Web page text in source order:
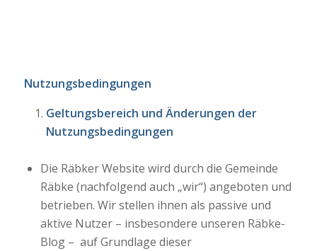
Nutzungsbedingungen
Geltungsbereich und Änderungen der
Nutzungsbedingungen
Die Räbker Website wird durch die Gemeinde
Räbke (nachfolgend auch „wir“) angeboten und
betrieben. Wir stellen ihnen als passive und
aktive Nutzer – insbesondere unseren Räbke-
Blog – auf Grundlage dieser